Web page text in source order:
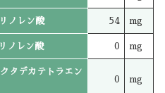
ノレン酸 54 mg
ノレン酸 0 mg
タデカテトラエン
0 mg